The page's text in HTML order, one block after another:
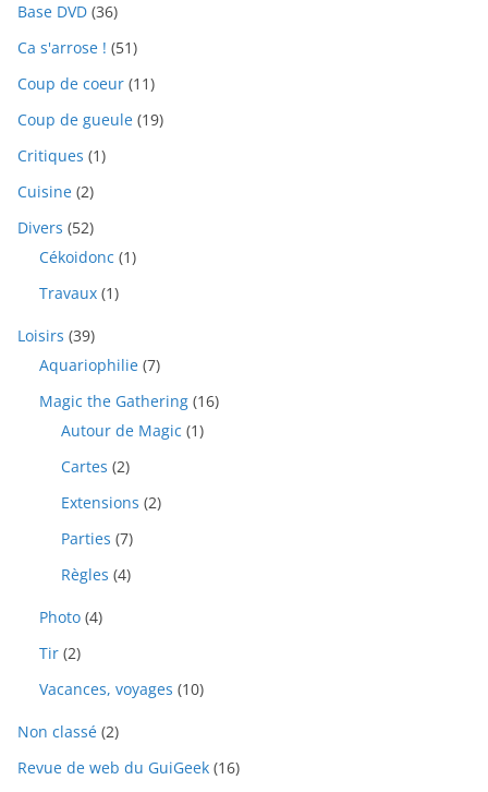
Base DVD (36)
Ca s'arrose ! (51)
Coup de coeur (11)
Coup de gueule (19)
Critiques (1)
Cuisine (2)
Divers (52)
Cékoidonc (1)
Travaux (1)
Loisirs (39)
Aquariophilie (7)
Magic the Gathering (16)
Autour de Magic (1)
Cartes (2)
Extensions (2)
Parties (7)
Règles (4)
Photo (4)
Tir (2)
Vacances, voyages (10)
Non classé (2)
Revue de web du GuiGeek (16)